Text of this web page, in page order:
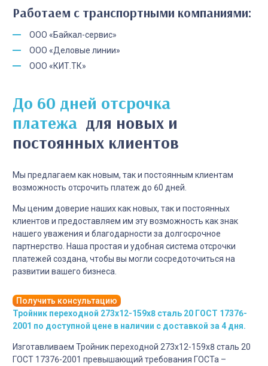
Работаем с транспортными компаниями:
ООО «Байкал-сервис»
ООО «Деловые линии»
ООО «КИТ.ТК»
До 60 дней отсрочка
платежа для новых и
постоянных клиентов
Мы предлагаем как новым, так и постоянным клиентам
возможность отсрочить платеж до 60 дней.
Мы ценим доверие наших как новых, так и постоянных
клиентов и предоставляем им эту возможность как знак
нашего уважения и благодарности за долгосрочное
партнерство. Наша простая и удобная система отсрочки
платежей создана, чтобы вы могли сосредоточиться на
развитии вашего бизнеса.
Получить консультацию
Тройник переходной 273х12-159х8 сталь 20 ГОСТ 17376-
2001 по доступной цене в наличии с доставкой за 4 дня.
Изготавливаем Тройник переходной 273х12-159х8 сталь 20
ГОСТ 17376-2001 превышающий требования ГОСТа –